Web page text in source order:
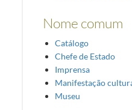
Nome comum
Catálogo
Chefe de Estado
Imprensa
Manifestação
Museu